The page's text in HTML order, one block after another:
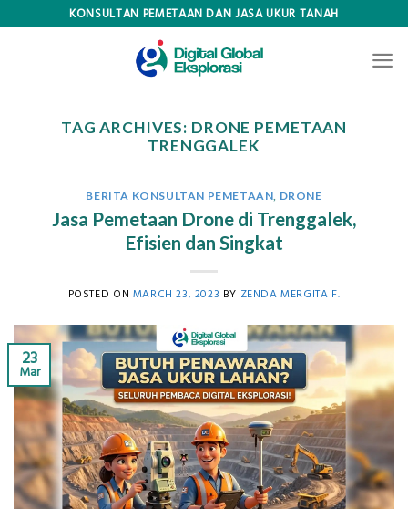
KONSULTAN PEMETAAN DAN JASA UKUR TANAH
TAG ARCHIVES: DRONE PEMETAAN
TRENGGALEK
BERITA KONSULTAN PEMETAAN DRONE
Jasa Pemetaan Drone di Trenggalek,
Efisien dan Singkat
POSTED ON MARCH 23, 2023 BY ZENDA MERGITA F.
23
Mar